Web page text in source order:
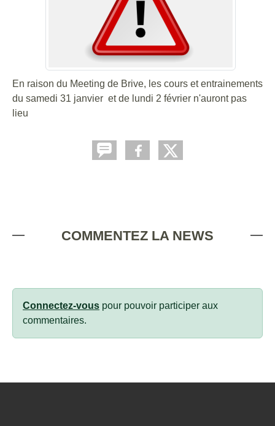
En raison du Meeting de Brive, les cours et entrainements
du samedi 31 janvier et de lundi 2 février n'auront pas
lieu
COMMENTEZ LA NEWS
Connectez-vous pour pouvoir participer aux
commentaires.